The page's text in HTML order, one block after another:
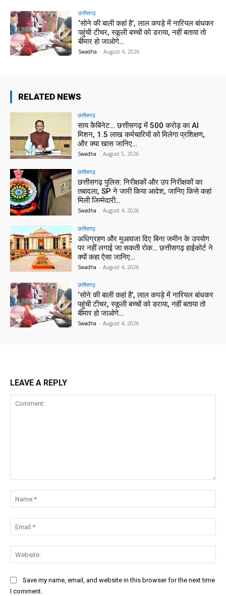
छत्तीसगढ़
‘सोने की बाली कहां है’, लाल कपड़े में नारियल बांधकर
पहुंची टीचर, स्कूली बच्चों को डराया, नहीं बताया तो
बीमार हो जाओगे…
Swadha - August 4, 2026
RELATED NEWS
छत्तीसगढ़
साय कैबिनेट… छत्तीसगढ़ में 500 करोड़ का AI
मिशन, 1.5 लाख कर्मचारियों को मिलेगा प्रशिक्षण,
और क्या खास जानिए…
Swadha - August 5, 2026
छत्तीसगढ़
छत्तीसगढ़ पुलिस: निरीक्षकों और उप निरीक्षकों का
तबादला, SP ने जारी किया आदेश, जानिए किसे कहां
मिली जिम्मेदारी…
Swadha - August 4, 2026
छत्तीसगढ़
अधिग्रहण और मुआवजा दिए बिना जमीन के उपयोग
पर नहीं लगाई जा सकती रोक… छत्तीसगढ़ हाईकोर्ट ने
क्यों कहा ऐसा जानिए…
Swadha - August 4, 2026
छत्तीसगढ़
‘सोने की बाली कहां है’, लाल कपड़े में नारियल बांधकर
पहुंची टीचर, स्कूली बच्चों को डराया, नहीं बताया तो
बीमार हो जाओगे…
Swadha - August 4, 2026
LEAVE A REPLY
Save my name, email, and website in this browser for the next time
I comment.